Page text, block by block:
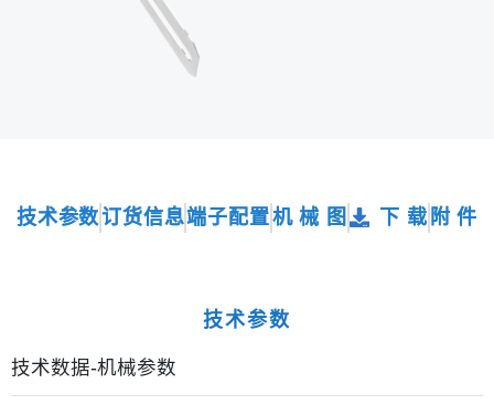
技术参数订货信息端子配置机 械 图 下 载 附 件
技术参数
技术数据-机械参数